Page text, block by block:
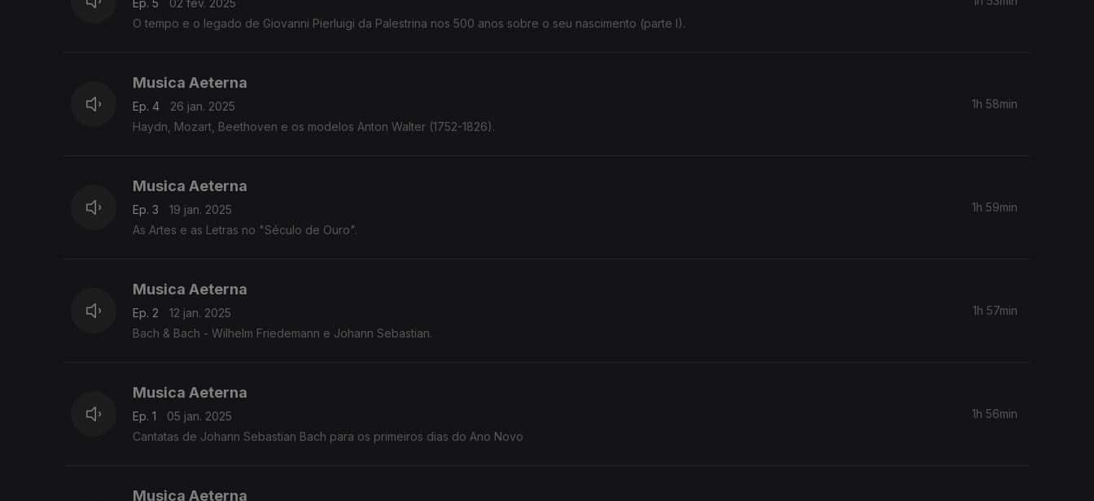
Ep. 5
02 fev. 2025
O tempo e o legado de Giovanni Pierluigi da Palestrina nos 500 anos sobre o seu nascimento (parte I).
Musica Aeterna
Ep. 4
26 jan. 2025
Haydn, Mozart, Beethoven e os modelos Anton Walter (1752-1826).
1h 58min
Musica Aeterna
Ep. 3
19 jan. 2025
As Artes e as Letras no "Século de Ouro".
1h 59min
Musica Aeterna
Ep. 2
12 jan. 2025
Bach & Bach - Wilhelm Friedemann e Johann Sebastian.
1h 57min
Musica Aeterna
Ep. 1
05 jan. 2025
Cantatas de Johann Sebastian Bach para os primeiros dias do Ano Novo
1h 56min
Musica Aeterna